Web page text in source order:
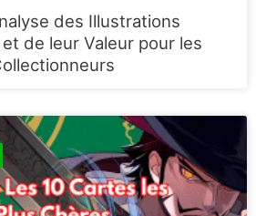
des Illustrations
de leur Valeur pour les